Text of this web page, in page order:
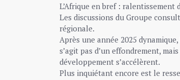
L’Afrique en bref :
Les discussions du Groupe
régionale.
Après une année 2025
s’agit pas d’un effondrement,
développement s’accélèrent.
Plus inquiétant encore est le